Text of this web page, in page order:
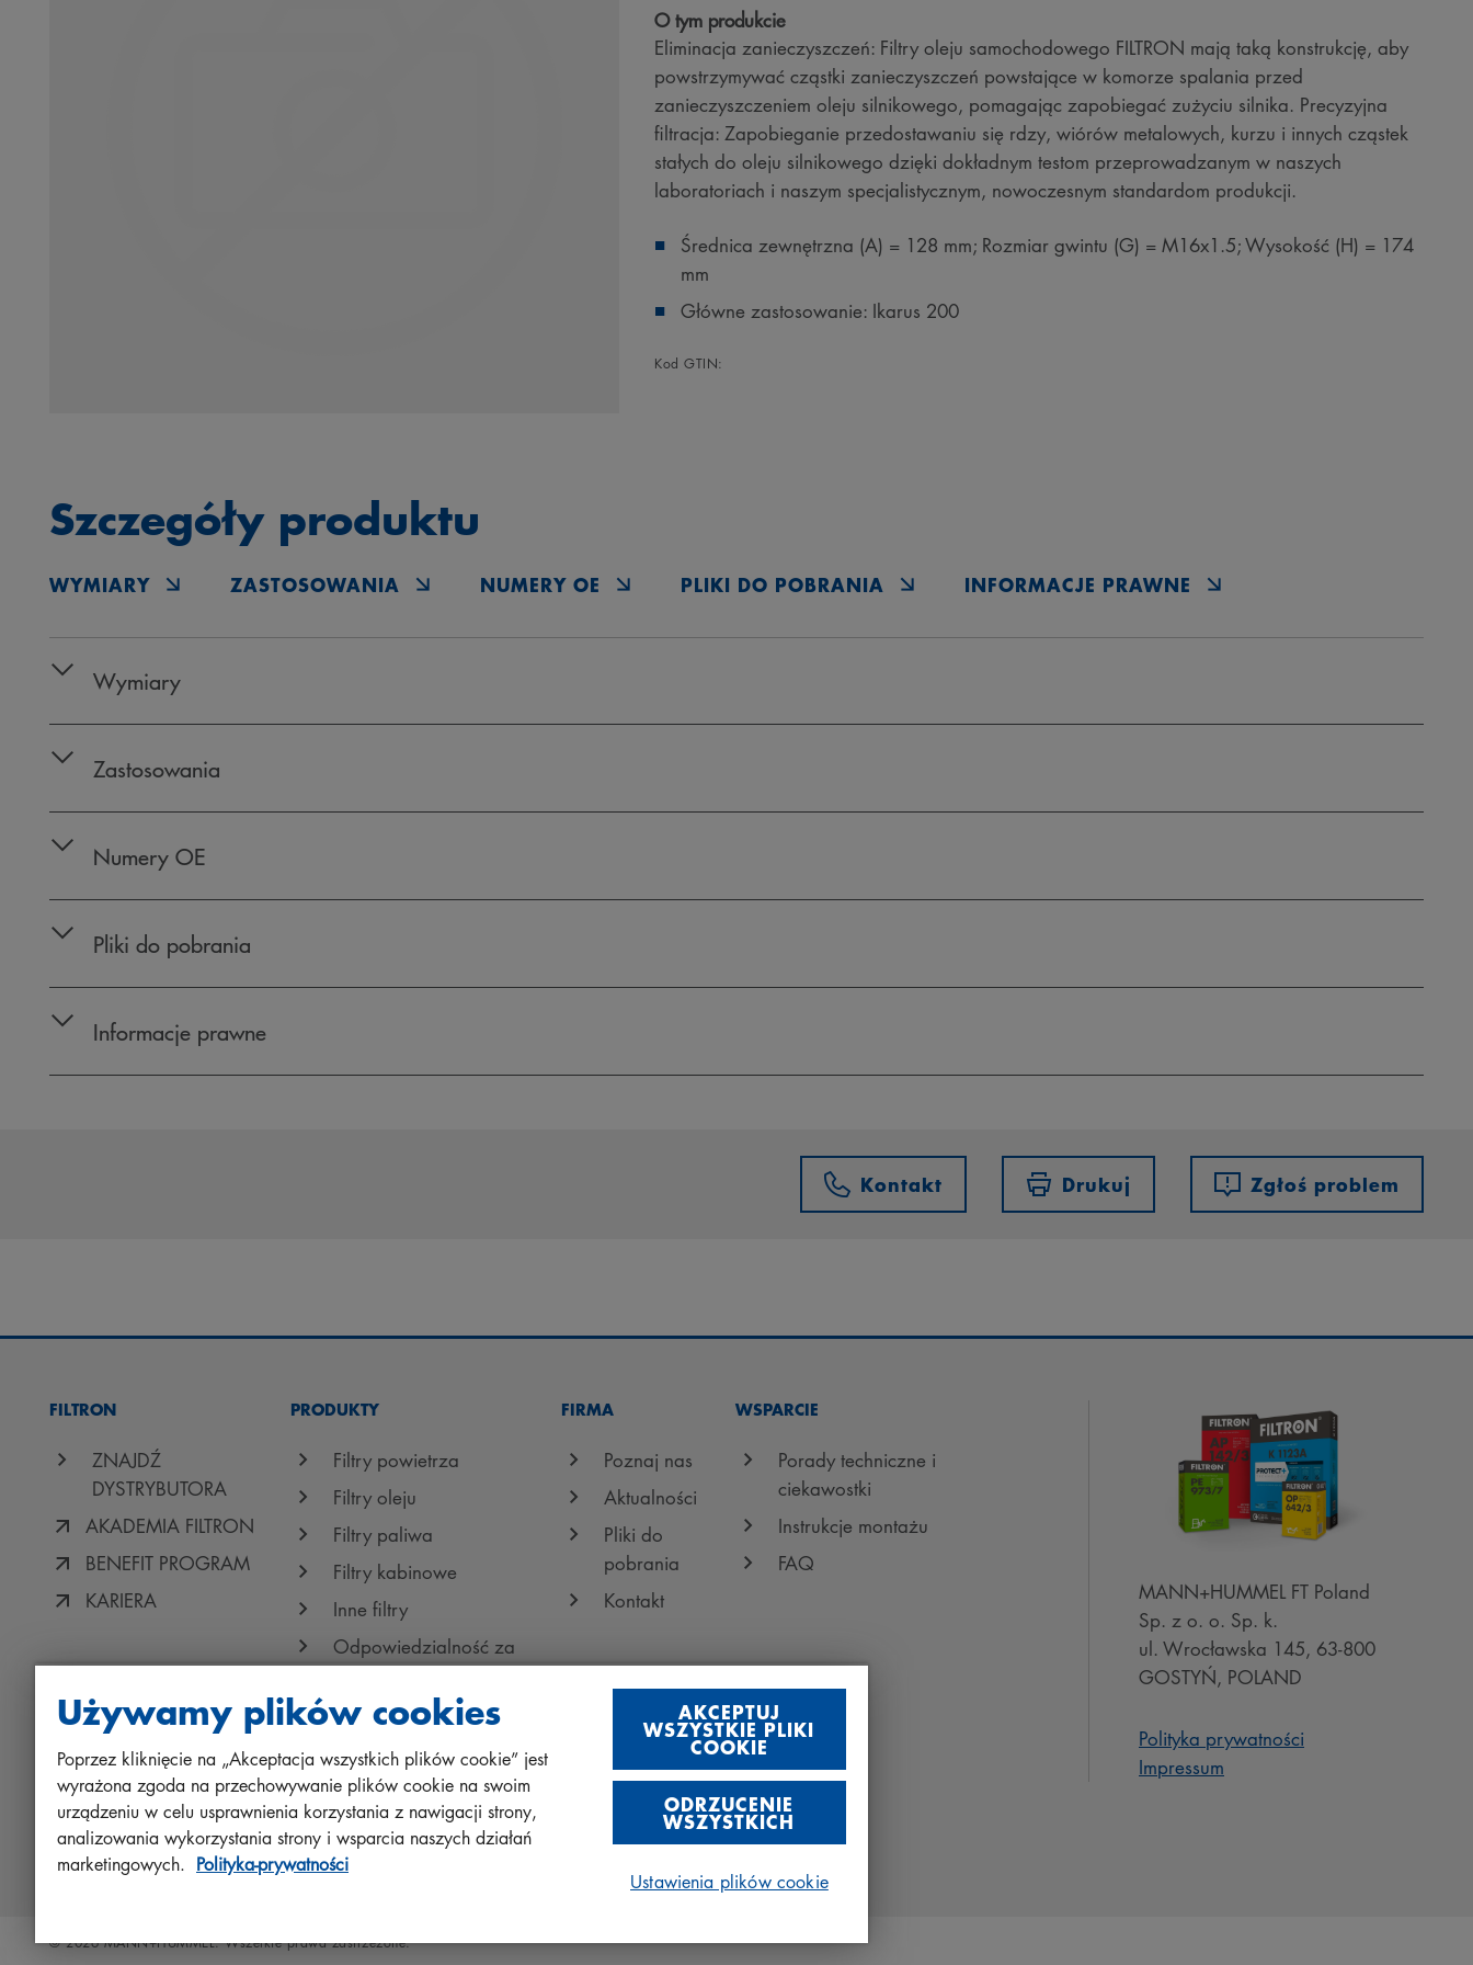
O tym produkcie
Eliminacja zanieczyszczeń: Filtry oleju samochodowego FILTRON mają taką konstrukcję, aby
powstrzymywać cząstki zanieczyszczeń powstające w komorze spalania przed
zanieczyszczeniem oleju silnikowego, pomagając zapobiegać zużyciu silnika. Precyzyjna
filtracja: Zapobieganie przedostawaniu się rdzy, wiórów metalowych, kurzu i innych cząstek
stałych do oleju silnikowego dzięki dokładnym testom przeprowadzanym w naszych
laboratoriach i naszym specjalistycznym, nowoczesnym standardom produkcji.
Średnica zewnętrzna (A) = 128 mm; Rozmiar gwintu (G) = M16x1.5; Wysokość (H) = 174
mm
Główne zastosowanie: Ikarus 200
Kod GTIN:
Szczegóły produktu
WYMIARY ZASTOSOWANIA NUMERY OE PLIKI DO POBRANIA INFORMACJE PRAWNE
Wymiary
Zastosowania
Numery OE
Pliki do pobrania
Informacje prawne
Kontakt Drukuj Zgłoś problem
FILTRON
ZNAJDŹ
DYSTRYBUTORA
AKADEMIA FILTRON
BENEFIT PROGRAM
KARIERA
PRODUKTY
Filtry powietrza
Filtry oleju
Filtry paliwa
Filtry kabinowe
Inne filtry
Odpowiedzialność za
Protect+
FIRMA
Poznaj nas
Aktualności
Pliki do
pobrania
Kontakt
WSPARCIE
Porady techniczne i
ciekawostki
Instrukcje montażu
FAQ
MANN+HUMMEL FT Poland
Sp. z o. o. Sp. k.
ul. Wrocławska 145, 63-800
GOSTYŃ, POLAND
Polityka prywatności
Impressum
Odwiedź nas na portalach społecznościowych
© 2026 MANN+HUMMEL. Wszelkie prawa zastrzeżone.
Używamy plików cookies
Poprzez kliknięcie na „Akceptacja wszystkich plików cookie” jest
wyrażona zgoda na przechowywanie plików cookie na swoim
urządzeniu w celu usprawnienia korzystania z nawigacji strony,
analizowania wykorzystania strony i wsparcia naszych działań
marketingowych. Polityka-prywatności
AKCEPTUJ
WSZYSTKIE PLIKI
COOKIE
ODRZUCENIE
WSZYSTKICH
Ustawienia plików cookie